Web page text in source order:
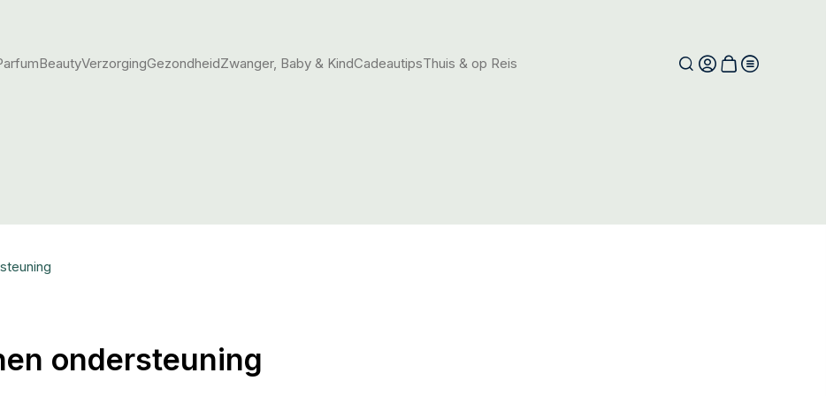
BeautyVerzorgingGezondheidZwanger, Baby & KindCadeautipsThuis & op Reis
ondersteuning